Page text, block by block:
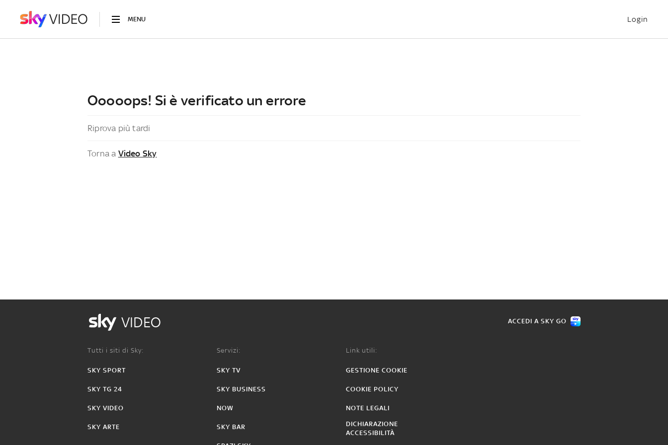
MENU Login
Ooooops! Si è verificato un errore
Riprova più tardi
Torna a Video Sky
VIDEO ACCEDI A SKY GO
Tutti i siti di Sky:
SKY SPORT
SKY TG 24
SKY VIDEO
SKY ARTE
Servizi:
SKY TV
SKY BUSINESS
NOW
SKY BAR
Link utili:
GESTIONE COOKIE
COOKIE POLICY
NOTE LEGALI
DICHIARAZIONE
ACCESSIBILITÀ